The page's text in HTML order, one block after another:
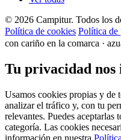
© 2026 Campitur. Todos los
Política de cookies Política de
con cariño en la comarca ·
Tu privacidad nos
Usamos cookies propias y de
analizar el tráfico y, con tu
relevantes. Puedes aceptarlas
categoría. Las cookies
información en nuestra